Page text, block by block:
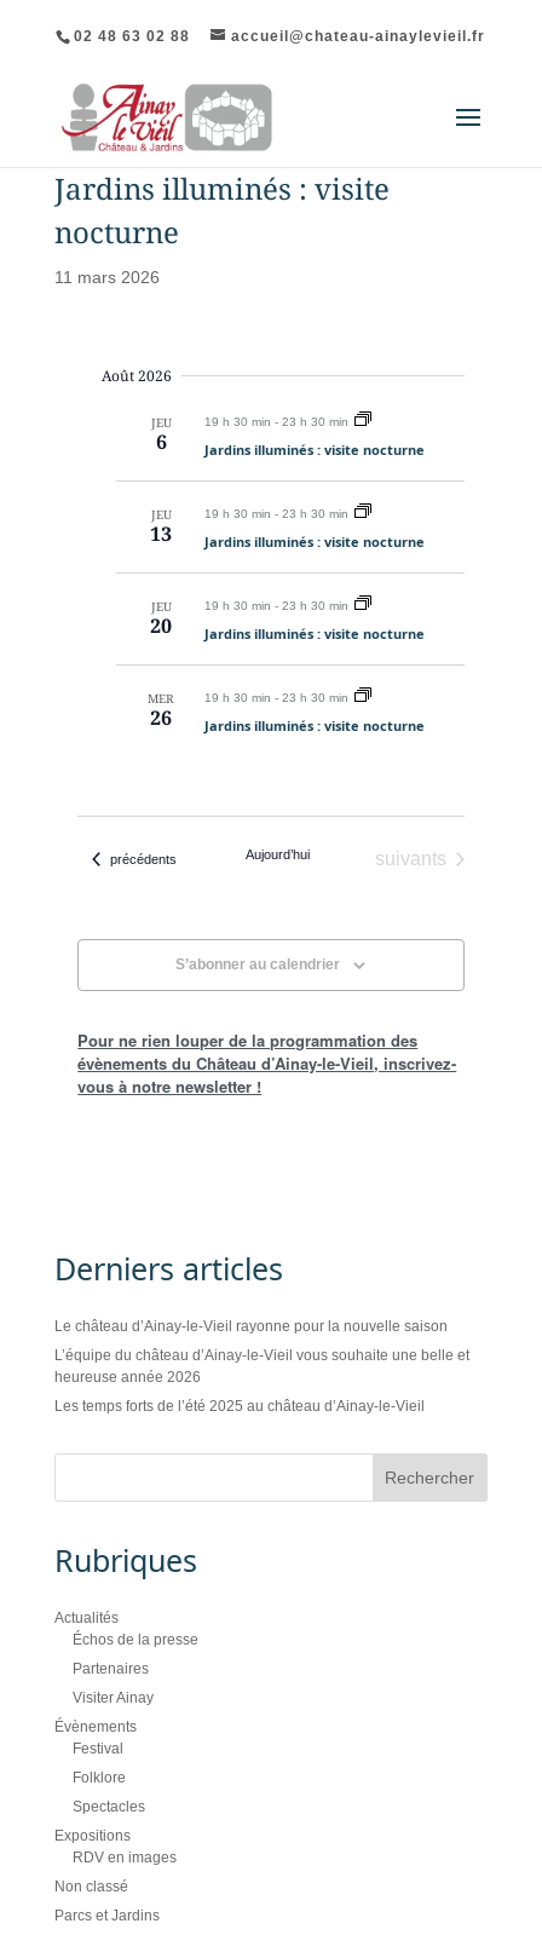
02 48 63 02 88 accueil@chateau-ainaylevieil.fr
Jardins illuminés : visite
nocturne
11 mars 2026
Août 2026
JEU
6
19 h 30 min -23 h 30 min
Jardins illuminés : visite nocturne
JEU
13
19 h 30 min -23 h 30 min
Jardins illuminés : visite nocturne
JEU
20
19 h 30 min -23 h 30 min
Jardins illuminés : visite nocturne
MER
26
19 h 30 min -23 h 30 min
Jardins illuminés : visite nocturne
Évènements
précédents Aujourd’hui Évènements
suivants
S’abonner au calendrier
Pour ne rien louper de la programmation des
évènements du Château d’Ainay-le-Vieil, inscrivez-
vous à notre newsletter !
Derniers articles
Le château d’Ainay-le-Vieil rayonne pour la nouvelle saison
L’équipe du château d’Ainay-le-Vieil vous souhaite une belle et
heureuse année 2026
Les temps forts de l’été 2025 au château d’Ainay-le-Vieil
Rubriques
Actualités
Échos de la presse
Partenaires
Visiter Ainay
Évènements
Festival
Folklore
Spectacles
Expositions
RDV en images
Non classé
Parcs et Jardins